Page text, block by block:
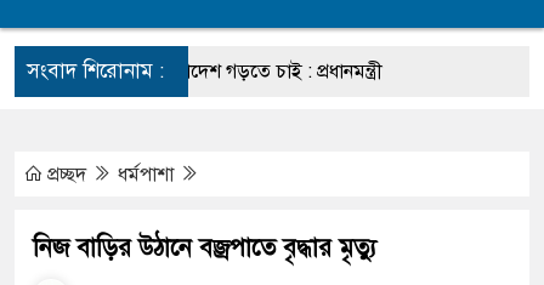
সংবাদ শিরোনাম :
প্রচেষ্টায় সুন্দর বাংলাদেশ গড়তে চাই : প্রধানমন্ত্রী
ভারতে পাচার, গুয়াহাটি ক্যাম্পে মানবেতর
প্রচ্ছদ ধর্মপাশা
নিজ বাড়ির উঠানে বজ্রপাতে বৃদ্ধার মৃত্যু